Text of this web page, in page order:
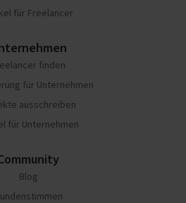
für Freelancer
finden
für Unternehmen
ausschreiben
für Unternehmen
Blog